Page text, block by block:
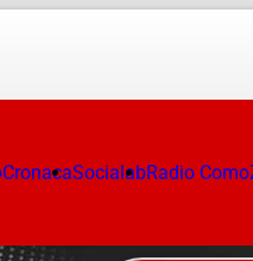
CronacaSocialabRadio